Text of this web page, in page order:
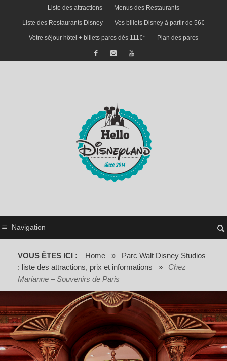
Liste des attractions Menus des Restaurants
Liste des Restaurants Disney Vos billets Disney à partir de 56€
Votre séjour hôtel + billets parcs dès 111€* Plan des parcs
Navigation
VOUS ÊTES ICI : Home »
Parc Walt Disney Studios
: liste des attractions, prix et informations
»
Chez
Marianne – Souvenirs de Paris